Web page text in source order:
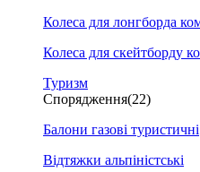
Колеса для лонгборда
Колеса для скейтборду
Туризм
Спорядження(22)
Балони газові туристичні
Відтяжки альпіністські